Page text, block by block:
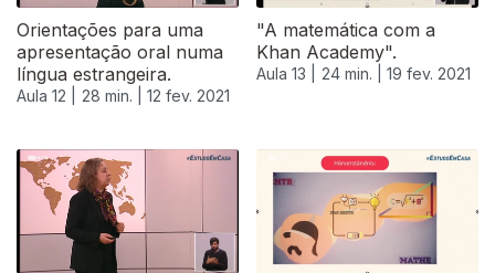
Orientações para uma
apresentação oral numa
língua estrangeira.
Aula 12 | 28 min. | 12 fev. 2021
"A matemática com a
Khan Academy".
Aula 13 | 24 min. | 19 fev. 2021